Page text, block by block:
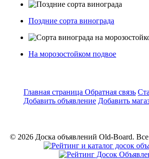
Поздние сорта винограда
На морозостойком подвое
Главная страница Обратная связь
Добавить объявление Добавить
© 2026 Доска объявлений Old-Board.